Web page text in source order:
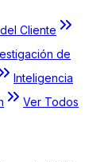
Cliente
de
Inteligencia
Ver Todos